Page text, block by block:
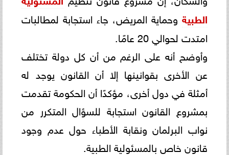
الطبية وحماية المريض، جاء استجابة لمطالبات
امتدت لحوالي 20 عامًا.
وأوضح أنه على الرغم من أن كل دولة تختلف
عن الأخرى بقوانينها إلا أن القانون يوجد له
أمثلة في دول أخرى، مؤكدًا أن الحكومة تقدمت
بمشروع القانون استجابة للسؤال المتكرر من
نواب البرلمان ونقابة الأطباء حول عدم وجود
قانون خاص بالمسئولية الطبية.